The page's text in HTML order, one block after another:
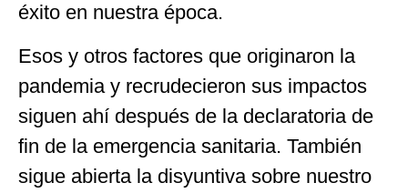
éxito en nuestra época.
Esos y otros factores que originaron la
pandemia y recrudecieron sus impactos
siguen ahí después de la declaratoria de
fin de la emergencia sanitaria. También
sigue abierta la disyuntiva sobre nuestro